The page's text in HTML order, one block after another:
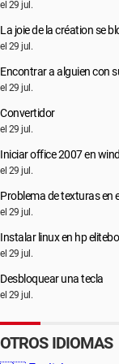
el 29 jul.
La joie de la création se
el 29 jul.
Encontrar a alguien con
el 29 jul.
Convertidor
el 29 jul.
Iniciar office 2007 en
el 29 jul.
Problema de texturas en
el 29 jul.
Instalar linux en hp
el 29 jul.
Desbloquear una tecla
el 29 jul.
OTROS IDIOMAS